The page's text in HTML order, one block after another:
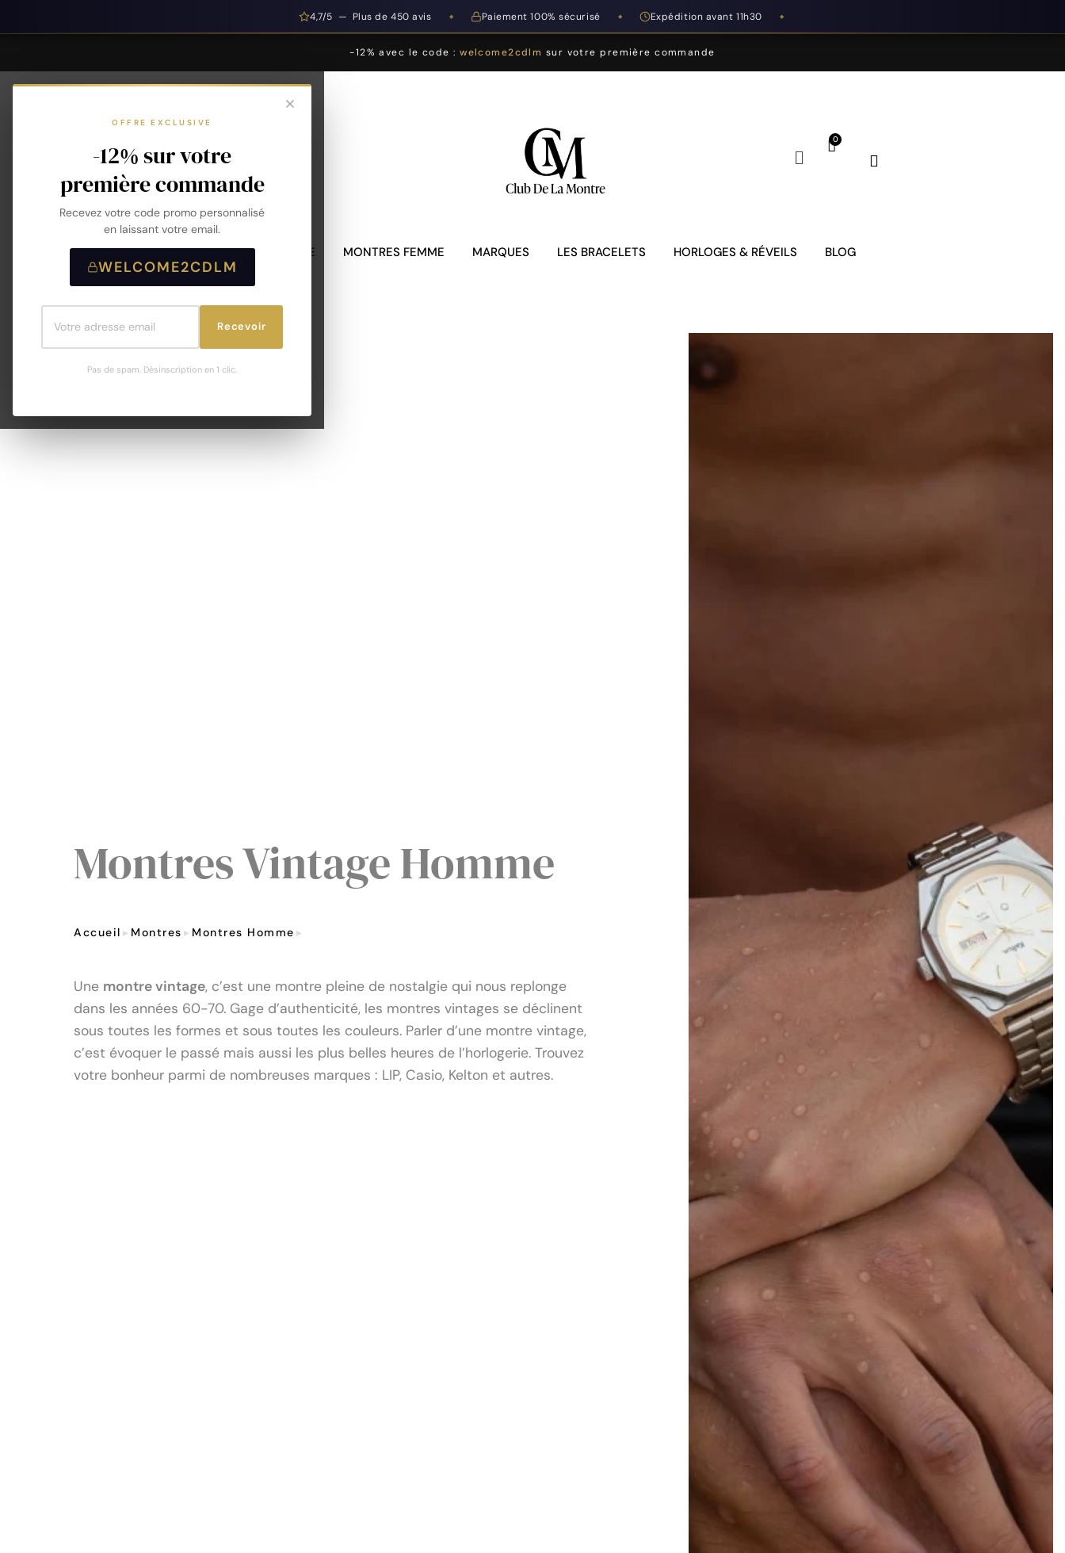
4,7/5 — Plus de 450 avis ◆ Paiement 100% sécurisé ◆ Expédition avant 11h30 ◆
-12% avec le code :welcome2cdlm sur votre première commande
OFFRE EXCLUSIVE
-12% sur votre
première commande
Recevez votre code promo personnalisé
en laissant votre email.
WELCOME2CDLM
Recevoir
Pas de spam. Désinscription en 1 clic.
MONTRES HOMME MONTRES FEMME MARQUES LES BRACELETS HORLOGES & RÉVEILS BLOG
Montres Vintage Homme
Accueil Montres Montres Homme
Une montre vintage, c’est une montre pleine de nostalgie qui nous replonge
dans les années 60-70. Gage d’authenticité, les montres vintages se déclinent
sous toutes les formes et sous toutes les couleurs. Parler d’une montre vintage,
c’est évoquer le passé mais aussi les plus belles heures de l’horlogerie. Trouvez
votre bonheur parmi de nombreuses marques : LIP, Casio, Kelton et autres.